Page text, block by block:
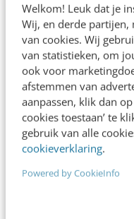
Welkom! Leuk dat je
Wij, en derde partijen,
van cookies. Wij
van statistieken, om
ook voor
afstemmen van
aanpassen, klik dan op
cookies toestaan’ te
gebruik van alle
cookieverklaring.
Powered by CookieInfo
AI & TECH
Technologie &
schreeuwt om